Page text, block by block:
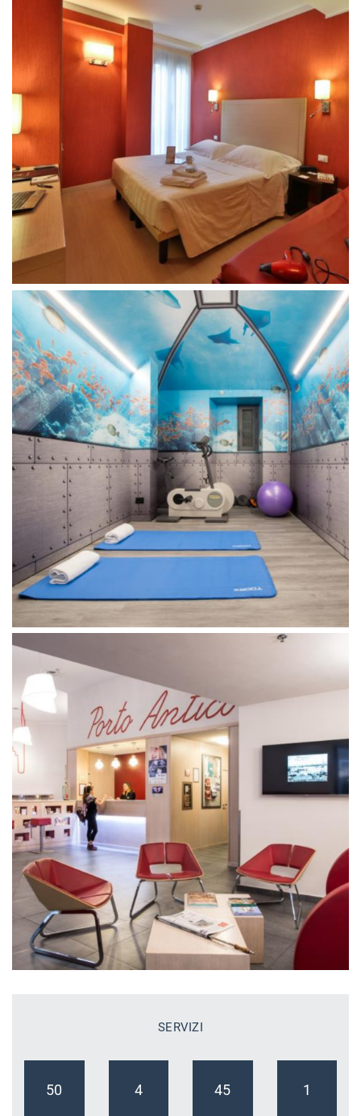
SERVIZI
50 4 45 1